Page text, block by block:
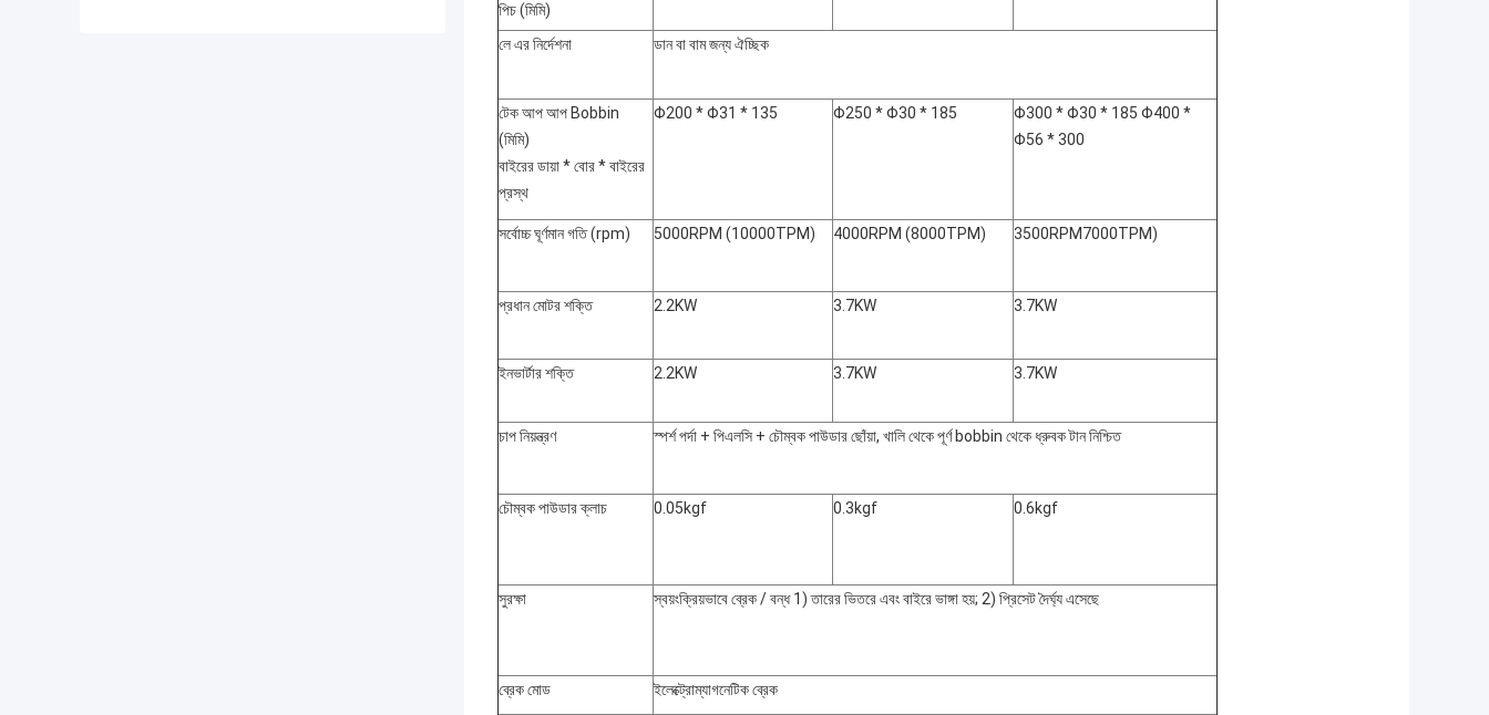
পিচ (মিমি)
লে এর নির্দেশনা ডান বা বাম জন্য ঐচ্ছিক
টেক আপ আপ Bobbin
(মিমি)
বাইরের ডায়া * বোর * বাইরের
প্রস্থ
Φ200 * Φ31 * 135 Φ250 * Φ30 * 185
Φ300 * Φ30 * 185 Φ400 *
Φ56 * 300
সর্বোচ্চ ঘূর্ণমান গতি (rpm) 5000RPM (10000TPM) 4000RPM (8000TPM) 3500RPM7000TPM)
প্রধান মোটর শক্তি 2.2KW 3.7KW 3.7KW
ইনভার্টার শক্তি 2.2KW 3.7KW 3.7KW
চাপ নিয়ন্ত্রণ স্পর্শ পর্দা + পিএলসি + চৌম্বক পাউডার ছোঁয়া, খালি থেকে পূর্ণ bobbin থেকে ধ্রুবক টান নিশ্চিত
চৌম্বক পাউডার ক্লাচ 0.05kgf 0.3kgf 0.6kgf
সুরক্ষা স্বয়ংক্রিয়ভাবে ব্রেক / বন্ধ 1) তারের ভিতরে এবং বাইরে ভাঙ্গা হয়; 2) প্রিসেট দৈর্ঘ্য এসেছে
ব্রেক মোড ইলেক্ট্রোম্যাগনেটিক ব্রেক